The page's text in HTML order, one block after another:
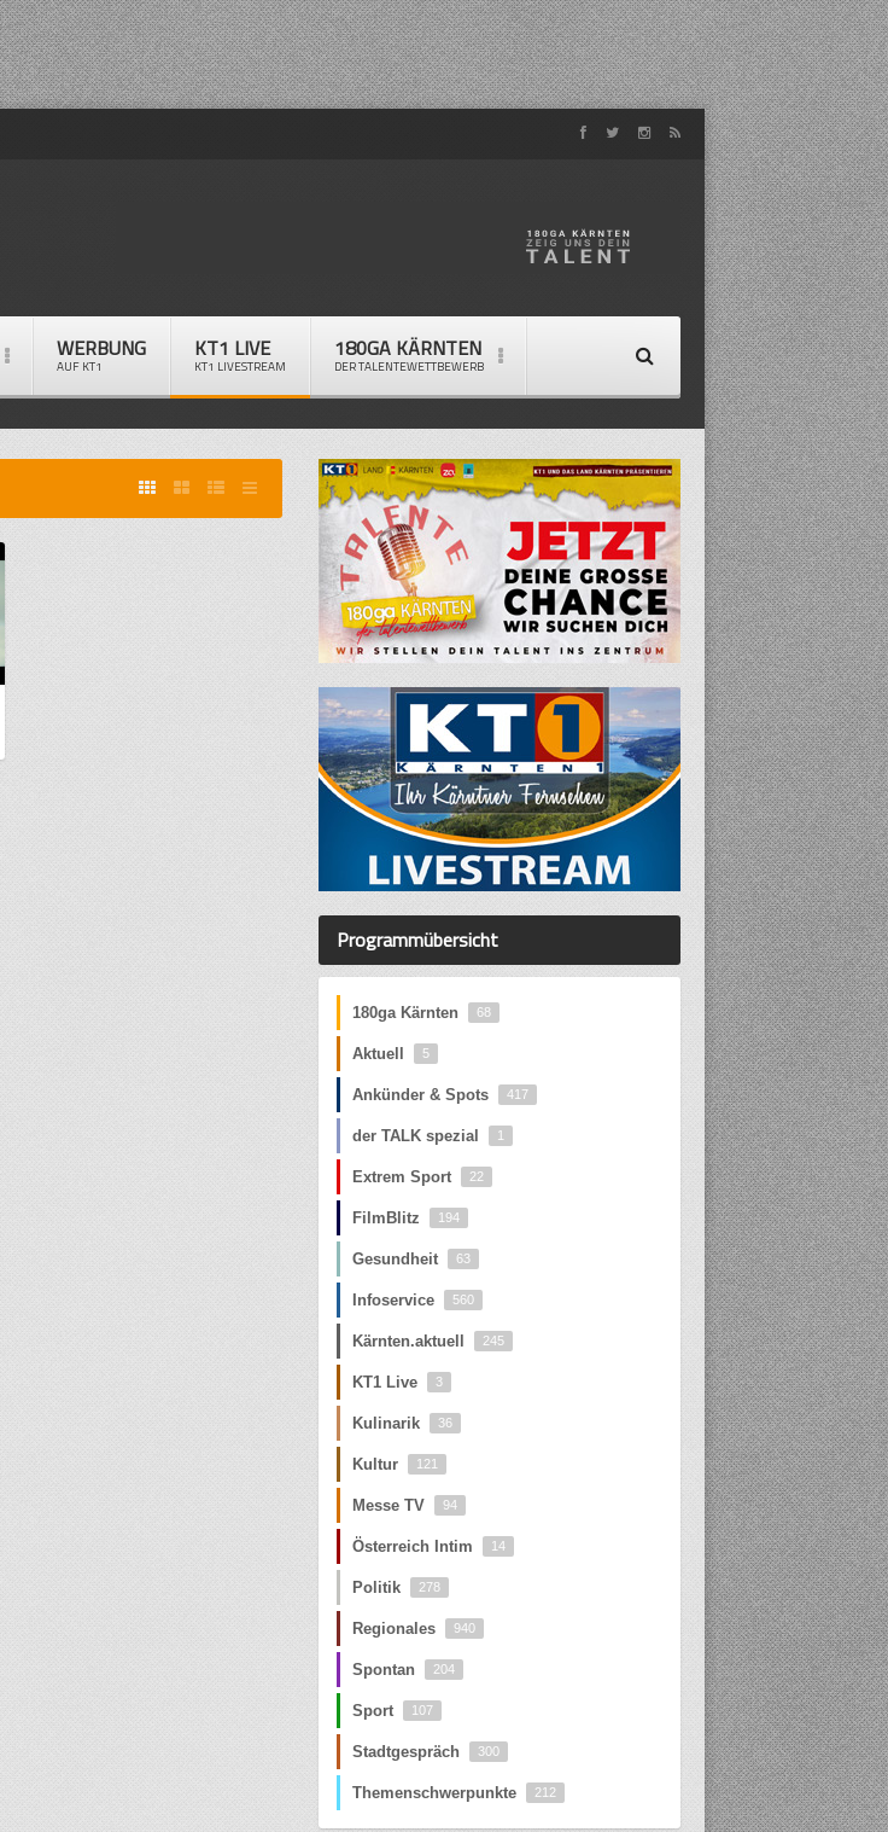
WERBUNG
AUF KT1
KT1 LIVE
KT1 LIVESTREAM
180GA KÄRNTEN
DER TALENTEWETTBEWERB
Programmübersicht
180ga Kärnten 68
Aktuell 5
Ankünder & Spots 417
der TALK spezial 1
Extrem Sport 22
FilmBlitz 194
Gesundheit 63
Infoservice 560
Kärnten.aktuell 245
KT1 Live 3
Kulinarik 36
Kultur 121
Messe TV 94
Österreich Intim 14
Politik 278
Regionales 940
Spontan 204
Sport 107
Stadtgespräch 300
Themenschwerpunkte 212